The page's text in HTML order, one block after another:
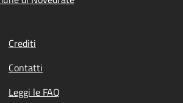
Crediti
Contatti
Leggi le FAQ